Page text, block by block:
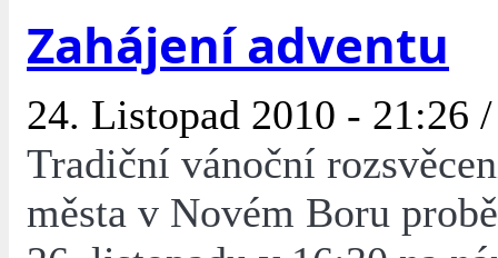
Zahájení adventu
24. Listopad 2010 - 21:26
Tradiční vánoční
města v Novém Boru